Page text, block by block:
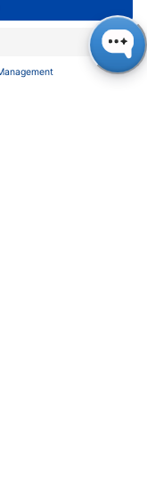
ID
überprüft